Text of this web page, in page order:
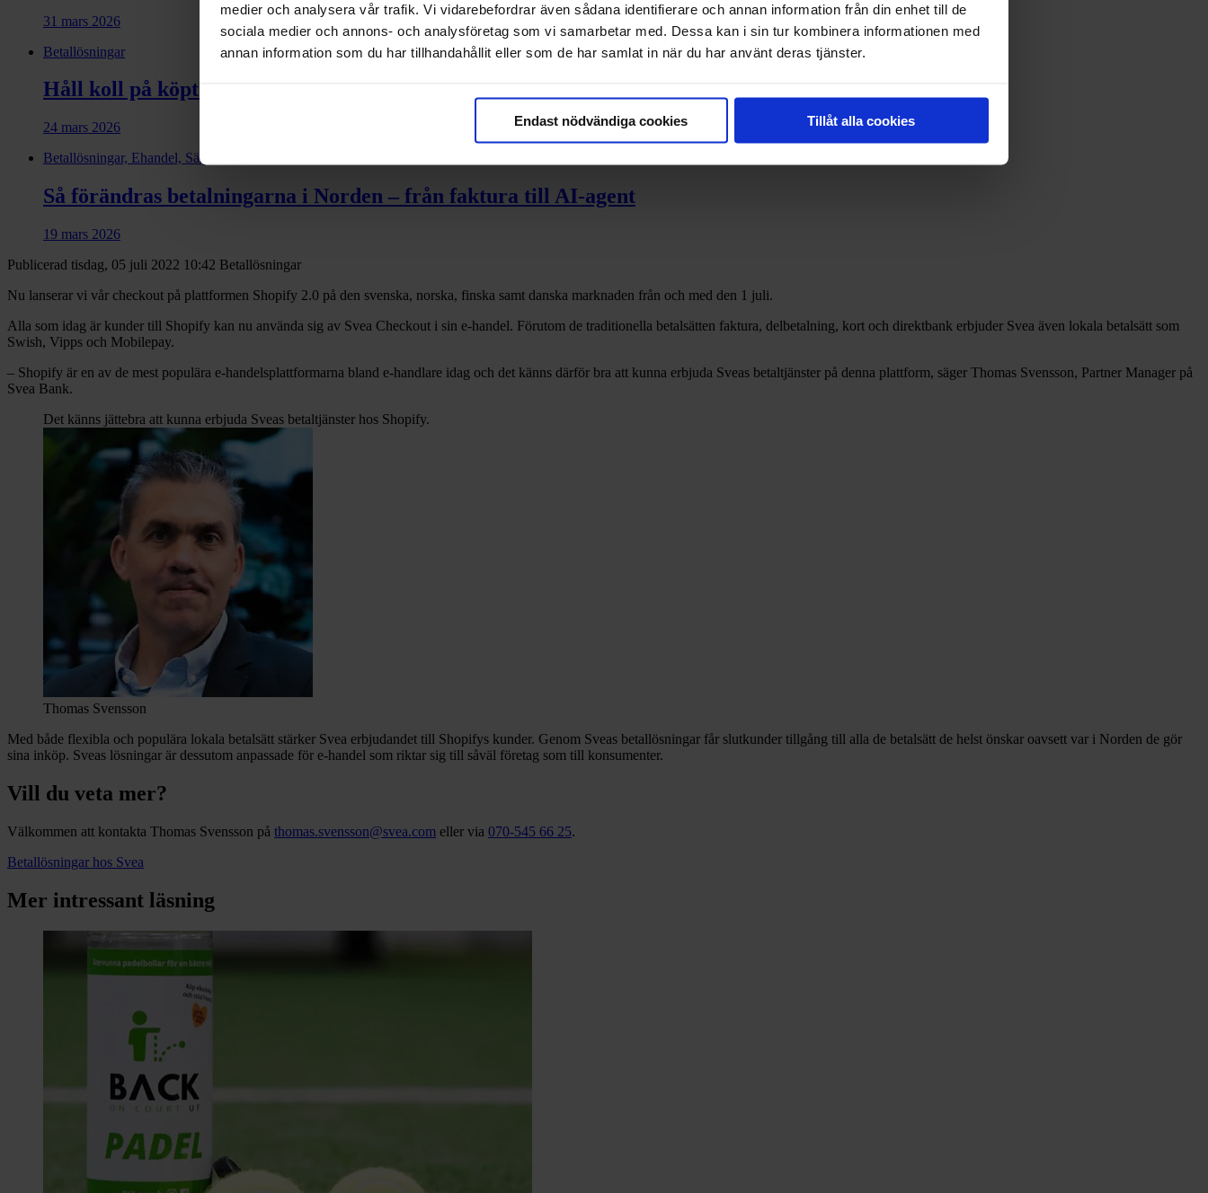
medier och analysera vår trafik. Vi vidarebefordrar även sådana identifierare och annan information från din enhet till de
sociala medier och annons- och analysföretag som vi samarbetar med. Dessa kan i sin tur kombinera informationen med
annan information som du har tillhandahållit eller som de har samlat in när du har använt deras tjänster.
Endast nödvändiga cookies Tillåt alla cookies
31 mars 2026
Betallösningar
Håll koll på köptrender, kundservice och din egen data
24 mars 2026
Betallösningar, Ehandel, Säljfinans, Ehandel i mobilen
Så förändras betalningarna i Norden – från faktura till AI-agent
19 mars 2026
Publicerad tisdag, 05 juli 2022 10:42 Betallösningar
Nu lanserar vi vår checkout på plattformen Shopify 2.0 på den svenska, norska, finska samt danska marknaden från och med den 1 juli.
Alla som idag är kunder till Shopify kan nu använda sig av Svea Checkout i sin e-handel. Förutom de traditionella betalsätten faktura, delbetalning, kort och direktbank erbjuder Svea även lokala betalsätt som
Swish, Vipps och Mobilepay.
– Shopify är en av de mest populära e-handelsplattformarna bland e-handlare idag och det känns därför bra att kunna erbjuda Sveas betaltjänster på denna plattform, säger Thomas Svensson, Partner Manager på
Svea Bank.
Det känns jättebra att kunna erbjuda Sveas betaltjänster hos Shopify.
Thomas Svensson
Med både flexibla och populära lokala betalsätt stärker Svea erbjudandet till Shopifys kunder. Genom Sveas betallösningar får slutkunder tillgång till alla de betalsätt de helst önskar oavsett var i Norden de gör
sina inköp. Sveas lösningar är dessutom anpassade för e‑handel som riktar sig till såväl företag som till konsumenter.
Vill du veta mer?
Välkommen att kontakta Thomas Svensson på thomas.svensson@svea.com eller via 070‑545 66 25.
Betallösningar hos Svea
Mer intressant läsning